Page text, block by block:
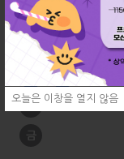
오늘은 이창을 열지 않음
수
목
토
금